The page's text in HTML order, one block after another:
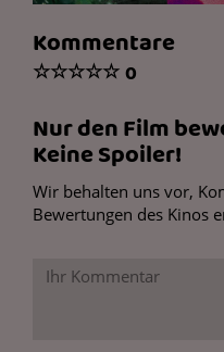
Kommentare
☆☆☆☆☆0
Nur den Film
Keine Spoiler!
Wir behalten uns vor,
Bewertungen des Kinos